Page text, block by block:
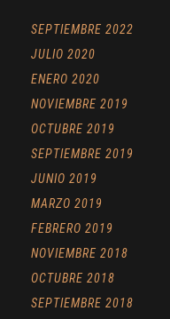
SEPTIEMBRE 2022
JULIO 2020
ENERO 2020
NOVIEMBRE 2019
OCTUBRE 2019
SEPTIEMBRE 2019
JUNIO 2019
MARZO 2019
FEBRERO 2019
NOVIEMBRE 2018
OCTUBRE 2018
SEPTIEMBRE 2018